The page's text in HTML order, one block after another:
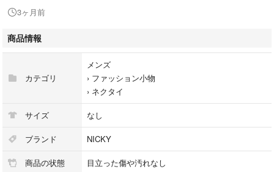
◼️ハンドメイド
◼️イタリア製
◼️剣先 6.7㎝ 全長149cm
◼️柄・デザイン...ストライプ
ネイビーやグレーのジャケットに白シャツで合わせれば、格好よく決まる
と思います。
美品ですが、中古品、素人検品にご理解のうえ、ご購入をご検討お願いい
3ヶ月前
商品情報
カテゴリ
メンズ
› ファッション小物
› ネクタイ
サイズ なし
ブランド NICKY
商品の状態 目立った傷や汚れなし